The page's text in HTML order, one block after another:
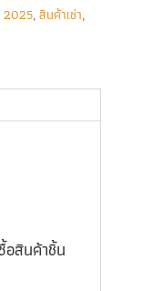
,สินค้าเช่า,
อสินค้าชิ้น